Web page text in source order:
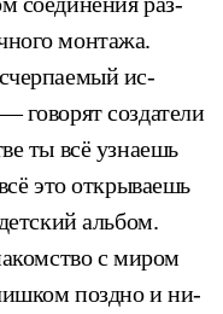
мон­та­жа.
ис­
говорят создатели
ты всё уз­на­ешь
это от­кры­ва­ешь
аль­бом.
с ми­ром
поз­дно и ни­